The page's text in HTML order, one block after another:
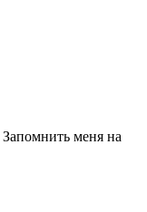
Запомнить меня на